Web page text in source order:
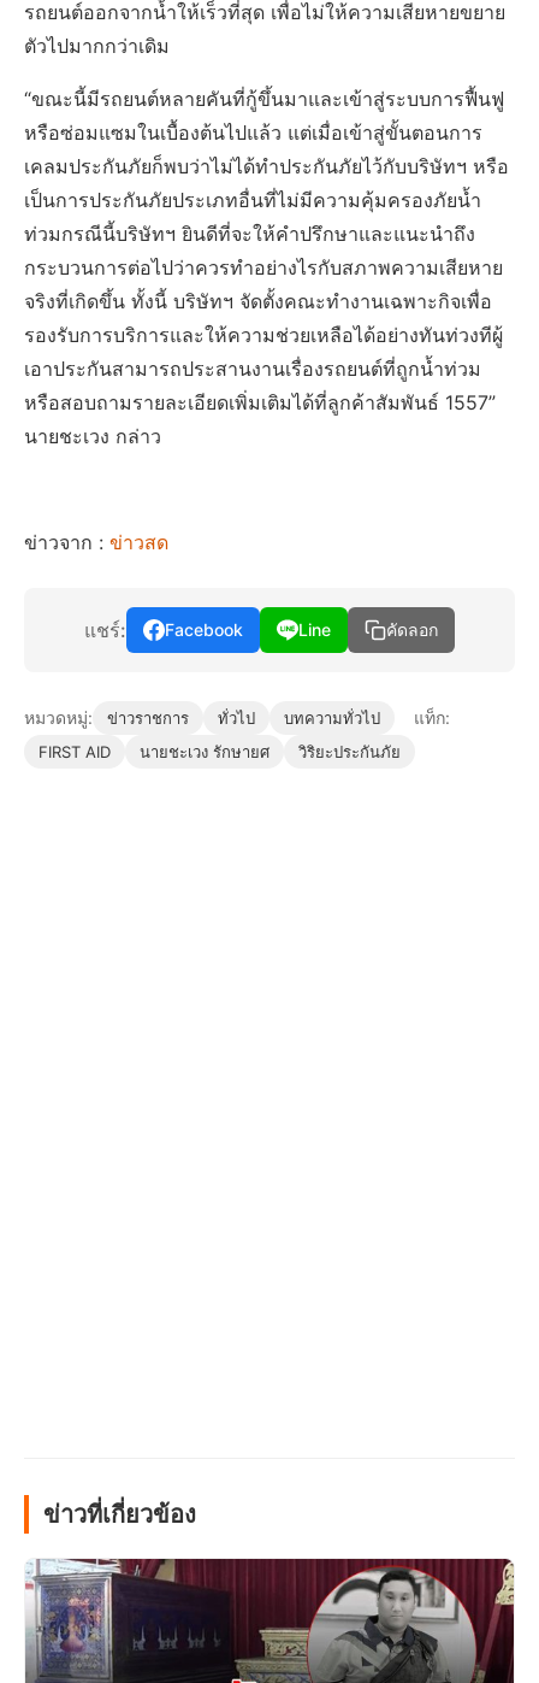
รถยนต์ออกจากน้ำให้เร็วที่สุด เพื่อไม่ให้ความเสียหายขยาย
ตัวไปมากกว่าเดิม
“ขณะนี้มีรถยนต์หลายคันที่กู้ขึ้นมาและเข้าสู่ระบบการฟื้นฟู
หรือซ่อมแซมในเบื้องต้นไปแล้ว แต่เมื่อเข้าสู่ขั้นตอนการ
เคลมประกันภัยก็พบว่าไม่ได้ทำประกันภัยไว้กับบริษัทฯ หรือ
เป็นการประกันภัยประเภทอื่นที่ไม่มีความคุ้มครองภัยน้ำ
ท่วมกรณีนี้บริษัทฯ ยินดีที่จะให้คำปรึกษาและแนะนำถึง
กระบวนการต่อไปว่าควรทำอย่างไรกับสภาพความเสียหาย
จริงที่เกิดขึ้น ทั้งนี้ บริษัทฯ จัดตั้งคณะทำงานเฉพาะกิจเพื่อ
รองรับการบริการและให้ความช่วยเหลือได้อย่างทันท่วงทีผู้
เอาประกันสามารถประสานงานเรื่องรถยนต์ที่ถูกน้ำท่วม
หรือสอบถามรายละเอียดเพิ่มเติมได้ที่ลูกค้าสัมพันธ์ 1557”
นายชะเวง กล่าว
ข่าวจาก : ข่าวสด
แชร์: Facebook Line คัดลอก
หมวดหมู่: ข่าวราชการ ทั่วไป บทความทั่วไป แท็ก:
FIRST AID นายชะเวง รักษายศ วิริยะประกันภัย
ข่าวที่เกี่ยวข้อง